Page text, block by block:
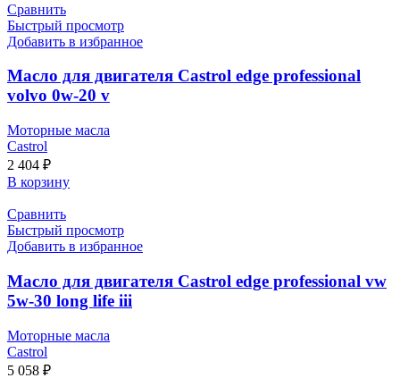
Сравнить
Быстрый просмотр
Добавить в избранное
Масло для двигателя Castrol edge professional
volvo 0w-20 v
Моторные масла
Castrol
2 404 ₽
В корзину
Сравнить
Быстрый просмотр
Добавить в избранное
Масло для двигателя Castrol edge professional vw
5w-30 long life iii
Моторные масла
Castrol
5 058 ₽